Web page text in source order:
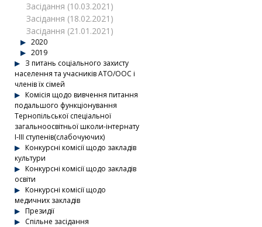
Засідання (10.03.2021)
Засідання (18.02.2021)
Засідання (21.01.2021)
2020
2019
З питань соціального захисту
населення та учасників АТО/ООС і
членів їх сімей
Комісія щодо вивчення питання
подальшого функціонування
Тернопільської спеціальної
загальноосвітньої школи-інтернату
І-ІІІ ступенів(слабочуючих)
Конкурсні комісії щодо закладів
культури
Конкурсні комісії щодо закладів
освіти
Конкурсні комісії щодо
медичних закладів
Президії
Спільне засідання